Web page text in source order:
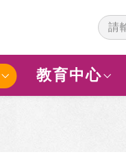
教育中心